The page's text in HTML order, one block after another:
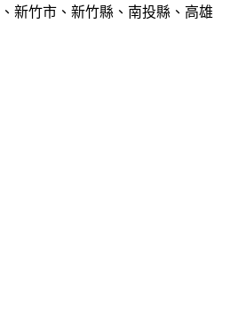
新竹市、新竹縣、南投縣、高雄